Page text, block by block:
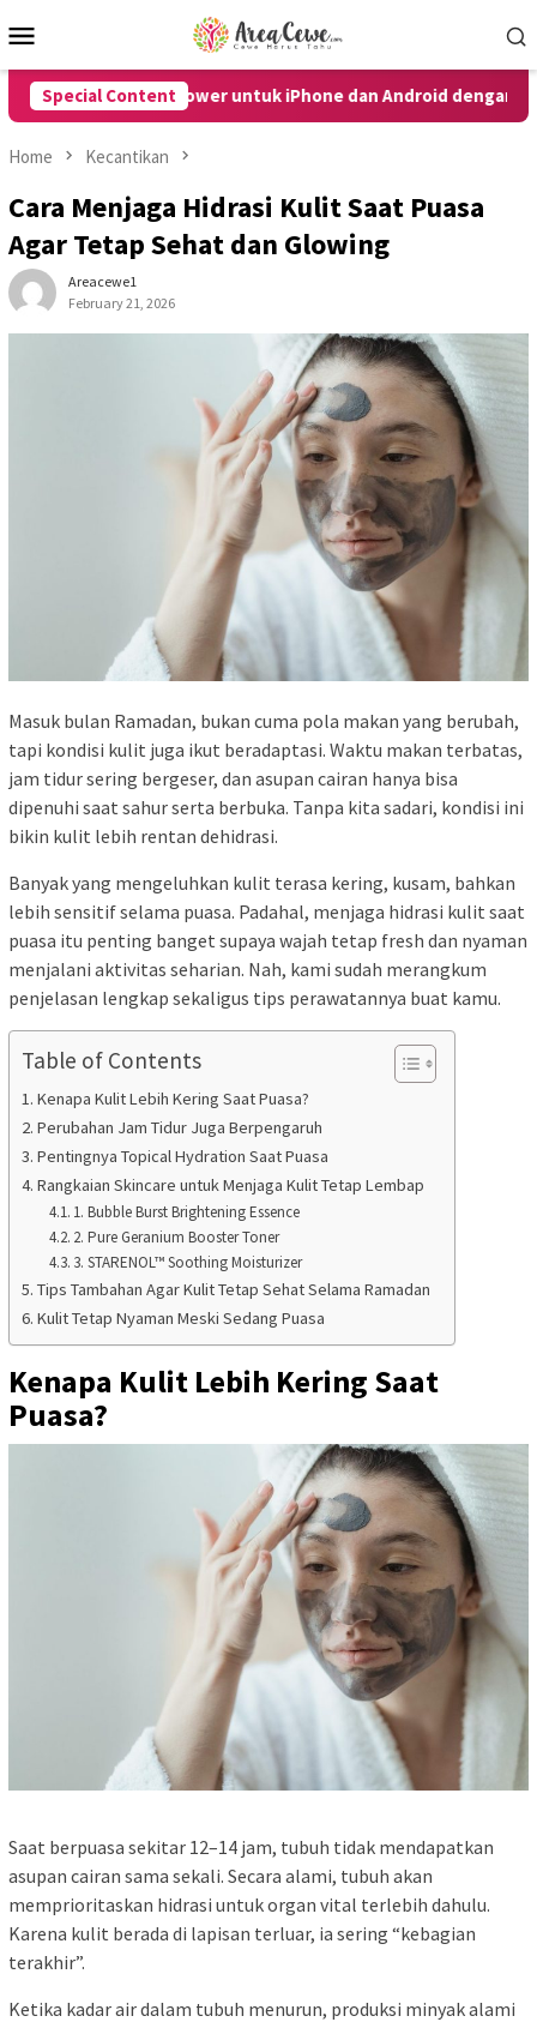
to
Menu
Special Content
Tombol Power untuk iPhone dan Android dengan Mudah
Home Kecantikan
Cara Menjaga Hidrasi Kulit Saat Puasa
Agar Tetap Sehat dan Glowing
Areacewe1
February 21, 2026
Masuk bulan Ramadan, bukan cuma pola makan yang berubah,
tapi kondisi kulit juga ikut beradaptasi. Waktu makan terbatas,
jam tidur sering bergeser, dan asupan cairan hanya bisa
dipenuhi saat sahur serta berbuka. Tanpa kita sadari, kondisi ini
bikin kulit lebih rentan dehidrasi.
Banyak yang mengeluhkan kulit terasa kering, kusam, bahkan
lebih sensitif selama puasa. Padahal, menjaga hidrasi kulit saat
puasa itu penting banget supaya wajah tetap fresh dan nyaman
menjalani aktivitas seharian. Nah, kami sudah merangkum
penjelasan lengkap sekaligus tips perawatannya buat kamu.
Table of Contents
Kenapa Kulit Lebih Kering Saat Puasa?
Perubahan Jam Tidur Juga Berpengaruh
Pentingnya Topical Hydration Saat Puasa
Rangkaian Skincare untuk Menjaga Kulit Tetap Lembap
1. Bubble Burst Brightening Essence
2. Pure Geranium Booster Toner
3. STARENOL™ Soothing Moisturizer
Tips Tambahan Agar Kulit Tetap Sehat Selama Ramadan
Kulit Tetap Nyaman Meski Sedang Puasa
Kenapa Kulit Lebih Kering Saat
Puasa?
Saat berpuasa sekitar 12–14 jam, tubuh tidak mendapatkan
asupan cairan sama sekali. Secara alami, tubuh akan
memprioritaskan hidrasi untuk organ vital terlebih dahulu.
Karena kulit berada di lapisan terluar, ia sering “kebagian
terakhir”.
Ketika kadar air dalam tubuh menurun, produksi minyak alami